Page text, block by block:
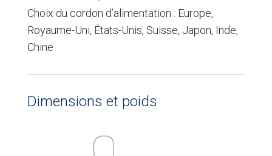
Choix du cordon d’alimentation : Europe,
Royaume-Uni, États-Unis, Suisse, Japon, Inde,
Chine
Dimensions et poids